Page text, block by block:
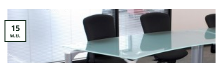
15
พ.ย.